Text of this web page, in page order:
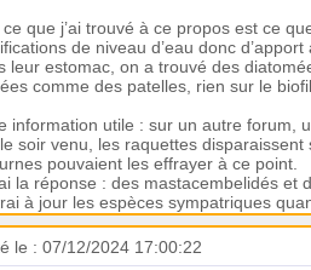
ce que j’ai trouvé à ce propos est ce
de niveau d’eau donc
leur estomac, on a trouvé des
comme des patelles, rien sur le
information utile : sur un autre forum,
soir venu, les raquettes
pouvaient les effrayer à ce point.
la réponse : des mastacembelidés
à jour les espèces sympatriques
le : 07/12/2024 17:00:22